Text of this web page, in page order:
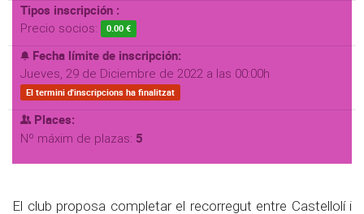
Tipos inscripción :
Precio socios: 0.00 €
Fecha límite de inscripción:
Jueves, 29 de Diciembre de 2022 a las 00:00h
El termini d'inscripcions ha finalitzat
Places:
Nº máxim de plazas: 5
El club proposa completar el recorregut entre Castellolí i